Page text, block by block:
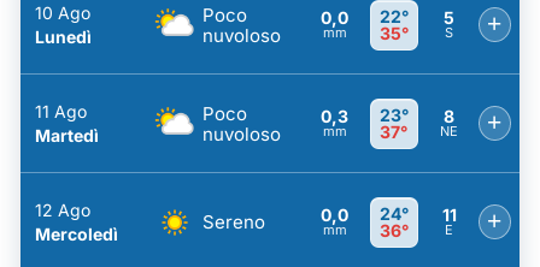
10 Ago
Lunedì
Poco
nuvoloso
0,0
mm
22°
35°
5
S +
11 Ago
Martedì
Poco
nuvoloso
0,3
mm
23°
37°
8
NE +
12 Ago
Mercoledì
Sereno 0,0
mm
24°
36°
11
E +